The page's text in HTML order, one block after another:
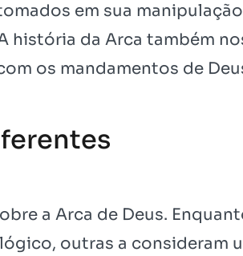
em sua manipulação
história da Arca também
os mandamentos de
a Arca de Deus.
outras a consideram